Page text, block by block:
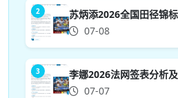
2
07-08
3
07-07